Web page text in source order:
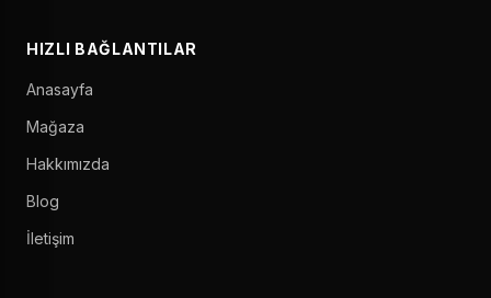
HIZLI BAĞLANTILAR
Anasayfa
Mağaza
Hakkımızda
Blog
İletişim